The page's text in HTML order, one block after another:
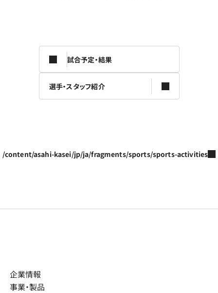
試合予定・結果
選手・スタッフ紹介
/content/asahi-kasei/jp/ja/fragments/sports/sports-activities
企業情報
事業・製品